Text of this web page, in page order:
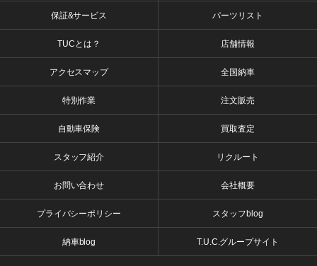
保証&サービス パーツリスト
TUCとは？ 店舗情報
アクセスマップ 全国納車
特別作業 注文販売
自動車保険 買取査定
スタッフ紹介 リクルート
お問い合わせ 会社概要
プライバシーポリシー スタッフblog
納車blog T.U.C.グループサイト